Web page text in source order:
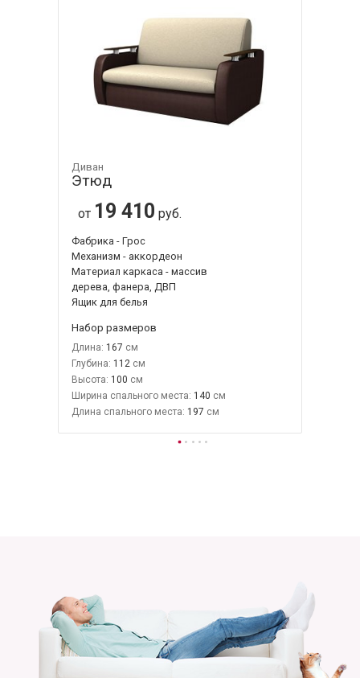
Диван
Этюд
от 19 410 руб.
Фабрика - Грос
Механизм - аккордеон
Материал каркаса - массив
дерева, фанера, ДВП
Ящик для белья
Набор размеров
Длина: 167
Глубина: 112
Высота: 100
Ширина спального места: 140
Длина спального места: 197